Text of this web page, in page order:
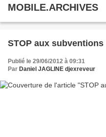
MOBILE.ARCHIVES
STOP aux
Publié le 29/06/2012 à 09:31
Par Daniel JAGLINE djexreveur